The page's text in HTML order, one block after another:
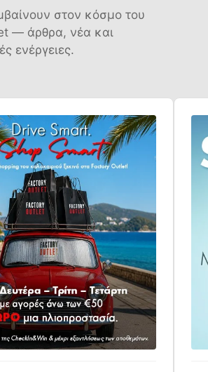
στον κόσμο του
— άρθρα, νέα και
ενέργειες.